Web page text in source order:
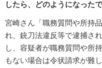
したら、どのようになったで
宮崎さん「職務質問や所持
れ、銃刀法違反等で逮捕さ
し、容疑者が職務質問や所
もない場合は令状請求が難